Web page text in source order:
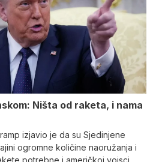
Ništa od raketa, i nama
izjavio je da su Sjedinjene
ogromne količine naoružanja i
potrebne i američkoj vojsci.